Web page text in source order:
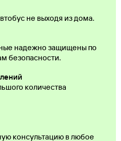
не выходя из дома.
надежно защищены по
безопасности.
количества
консультацию в любое